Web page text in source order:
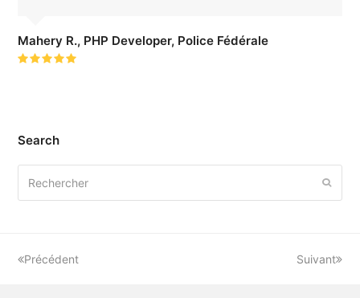
Mahery R., PHP Developer, Police Fédérale
Search
Précédent Suivant